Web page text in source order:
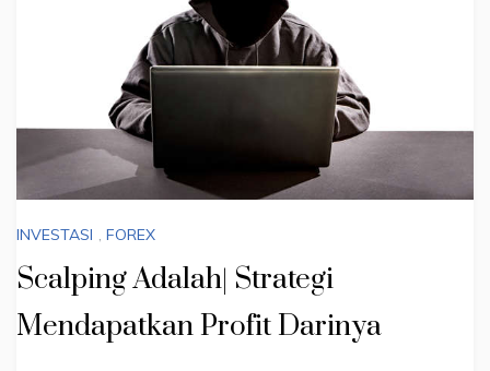
INVESTASI , FOREX
Scalping Adalah| Strategi
Mendapatkan Profit Darinya